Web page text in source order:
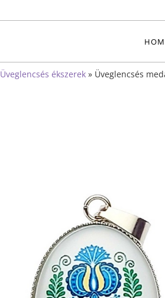
Üveglencsés ékszerek » Üveglencsés